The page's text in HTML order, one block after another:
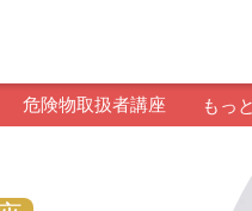
危険物取扱者講座 もっ